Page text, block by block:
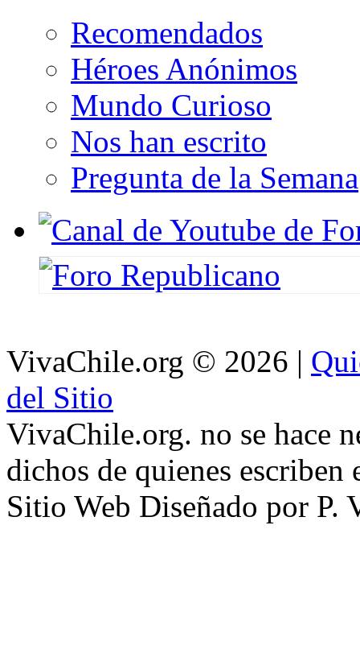
Recomendados
Héroes Anónimos
Mundo Curioso
Nos han escrito
Pregunta de la Semana
VivaChile.org © 2026 |
del Sitio
VivaChile.org. no se hace
dichos de quienes escriben
Sitio Web Diseñado por